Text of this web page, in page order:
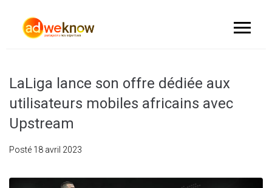
LaLiga lance son offre dédiée aux
utilisateurs mobiles africains avec
Upstream
Posté 18 avril 2023